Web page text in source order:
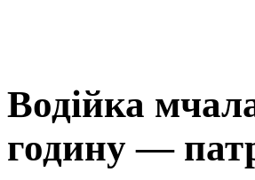
Водійка
годину —